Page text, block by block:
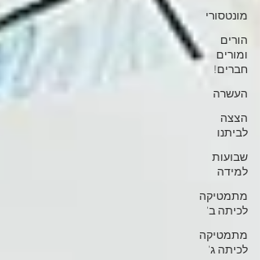
מונטסורי
הורים
ומורים
חברים!
העשרה
הצצה
לביתנו
שבועות
למידה
מתמטיקה
לכיתה ב'
מתמטיקה
לכיתה ג'